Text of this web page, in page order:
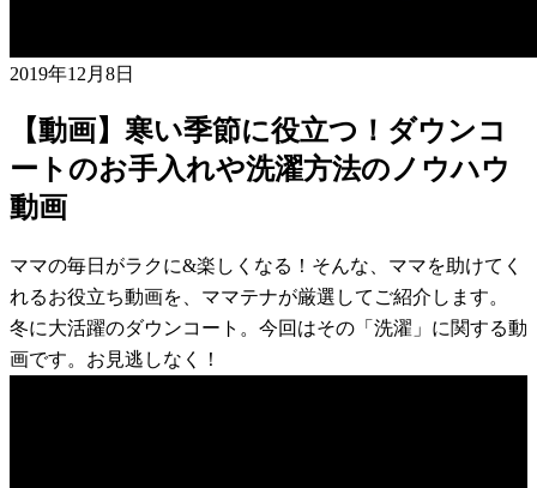
2019年12月8日
【動画】寒い季節に役立つ！ダウンコ
ートのお手入れや洗濯方法のノウハウ
動画
ママの毎日がラクに&楽しくなる！そんな、ママを助けてく
れるお役立ち動画を、ママテナが厳選してご紹介します。
冬に大活躍のダウンコート。今回はその「洗濯」に関する動
画です。お見逃しなく！